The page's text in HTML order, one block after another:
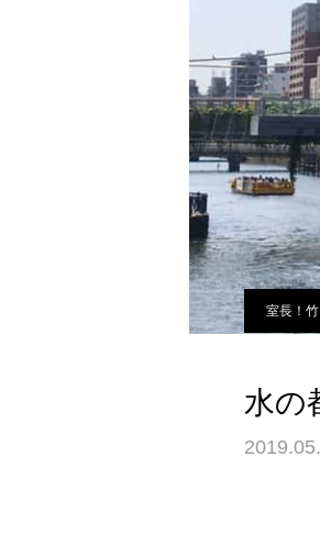
室長！
水の